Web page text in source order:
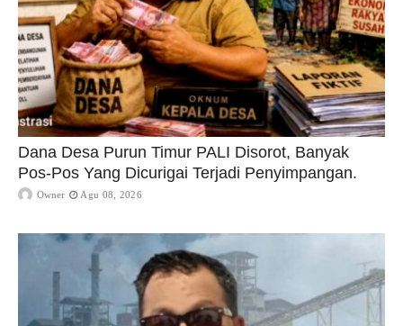
Dana Desa Purun Timur PALI Disorot, Banyak
Pos-Pos Yang Dicurigai Terjadi Penyimpangan.
Owner Agu 08, 2026